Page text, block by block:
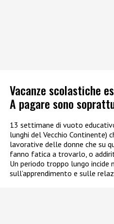
Vacanze scolastiche
A pagare sono
13 settimane di vuoto
lunghi del Vecchio Continente)
lavorative delle donne che su
fanno fatica a trovarlo, o
Un periodo troppo lungo incide
sull’apprendimento e sulle